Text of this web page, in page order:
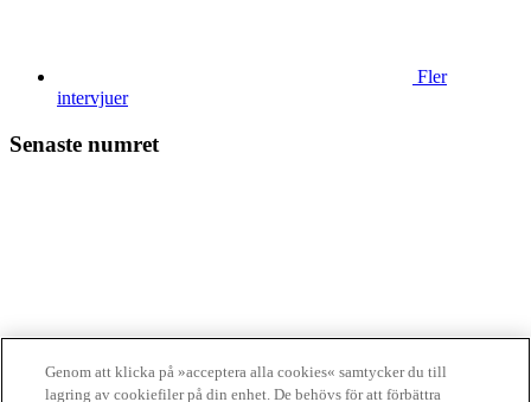
Fler
intervjuer
Senaste numret
digitaltGenom att klicka på »acceptera alla cookies« samtycker du till
lagring av cookiefiler på din enhet. De behövs för att förbättra